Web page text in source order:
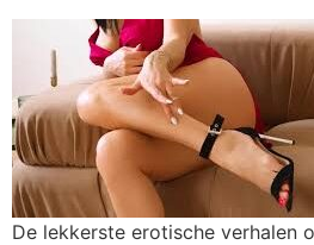
De lekkerste erotische verhalen